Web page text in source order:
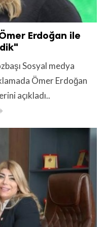
Erdoğan ile
Sosyal medya
Ömer Erdoğan
açıkladı..